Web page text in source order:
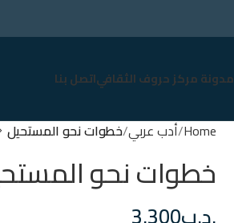
مدونة مركز حروف الثقافياتصل بنا
Home أدب عربي خطوات نحو المستحيل
خطوات نحو